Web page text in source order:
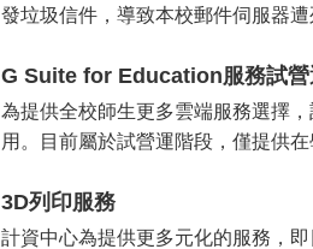
發垃圾信件，導致本校郵件伺服器
G Suite for Education服務試營
為提供全校師生更多雲端服務選擇
用。目前屬於試營運階段，僅提供
3D列印服務
計資中心為提供更多元化的服務，